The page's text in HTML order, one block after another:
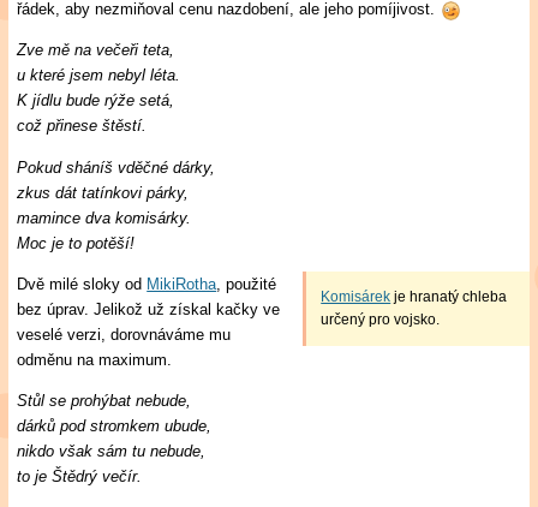
řádek, aby nezmiňoval cenu nazdobení, ale jeho pomíjivost.
Zve mě na večeři teta,
u které jsem nebyl léta.
K jídlu bude rýže setá,
což přinese štěstí.
Pokud sháníš vděčné dárky,
zkus dát tatínkovi párky,
mamince dva komisárky.
Moc je to potěší!
Komisárek je hranatý chleba
určený pro vojsko.
Dvě milé sloky od MikiRotha , použité
bez úprav. Jelikož už získal kačky ve
veselé verzi, dorovnáváme mu
odměnu na maximum.
Stůl se prohýbat nebude,
dárků pod stromkem ubude,
nikdo však sám tu nebude,
to je Štědrý večír.